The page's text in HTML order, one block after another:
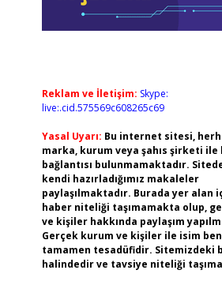
Reklam ve İletişim: Skype:
live:.cid.575569c608265c69
Yasal Uyarı: Bu internet sitesi,
marka, kurum veya şahıs şirketi ile
bağlantısı bulunmamaktadır.
kendi hazırladığımız makaleler
paylaşılmaktadır. Burada yer alan
haber niteliği taşımamakta olup,
ve kişiler hakkında paylaşım
Gerçek kurum ve kişiler ile isim
tamamen tesadüfidir. Sitemizdeki
halindedir ve tavsiye niteliği